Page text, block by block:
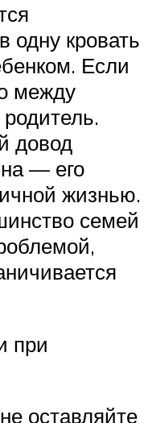
кровать
Если
между
довод
— его
жизнью.
семей
при
оставляйте